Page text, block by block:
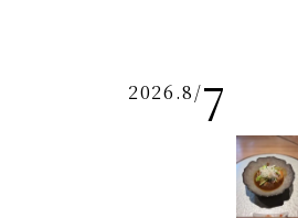
2026.8/7